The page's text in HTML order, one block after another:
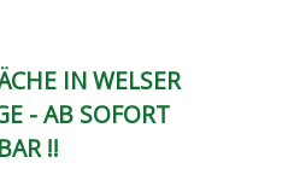
IN WELSER
- AB SOFORT
!!